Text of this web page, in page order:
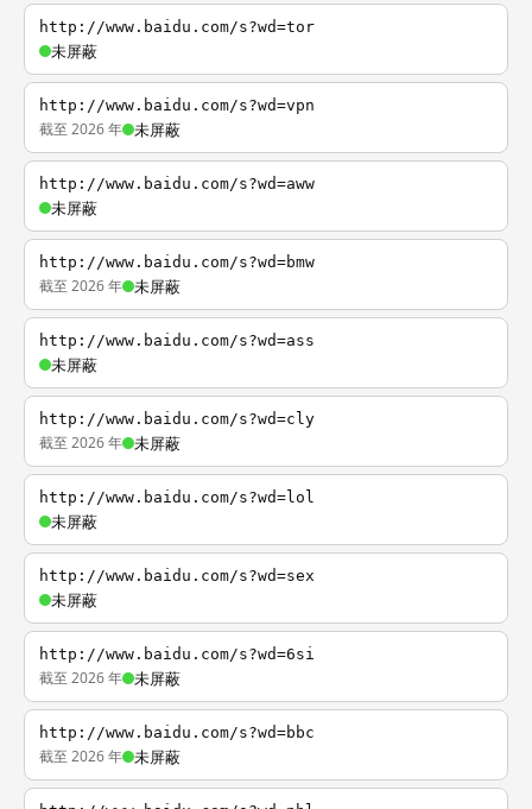
http://www.baidu.com/s?wd=tor
未屏蔽
http://www.baidu.com/s?wd=vpn
截至 2026 年 未屏蔽
http://www.baidu.com/s?wd=aww
未屏蔽
http://www.baidu.com/s?wd=bmw
截至 2026 年 未屏蔽
http://www.baidu.com/s?wd=ass
未屏蔽
http://www.baidu.com/s?wd=cly
截至 2026 年 未屏蔽
http://www.baidu.com/s?wd=lol
未屏蔽
http://www.baidu.com/s?wd=sex
未屏蔽
http://www.baidu.com/s?wd=6si
截至 2026 年 未屏蔽
http://www.baidu.com/s?wd=bbc
截至 2026 年 未屏蔽